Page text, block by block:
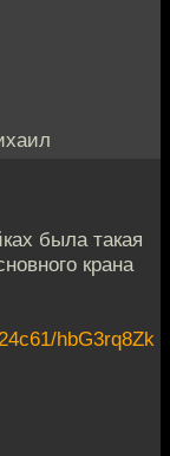
была такая
крана
hbG3rq8Zk